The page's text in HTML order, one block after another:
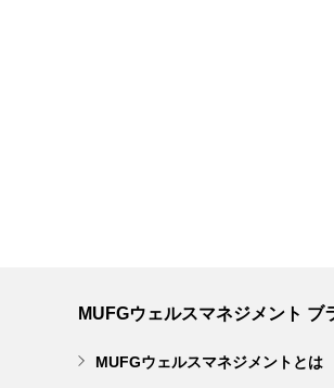
MUFGウェルスマネジメント ブ
MUFGウェルスマネジメントとは